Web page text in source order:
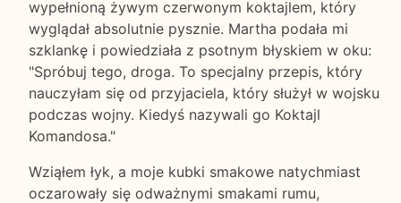
wypełnioną żywym czerwonym koktajlem, który
wyglądał absolutnie pysznie. Martha podała mi
szklankę i powiedziała z psotnym błyskiem w oku:
"Spróbuj tego, droga. To specjalny przepis, który
nauczyłam się od przyjaciela, który służył w wojsku
podczas wojny. Kiedyś nazywali go Koktajl
Komandosa."
Wziąłem łyk, a moje kubki smakowe natychmiast
oczarowały się odważnymi smakami rumu,